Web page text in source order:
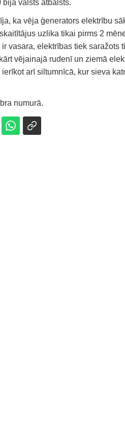
bija valsts atbalsts.
ka vēja ģenerators elektrību
uzlika tikai pirms 2
vasara, elektrības tiek saražots
vējainajā rudenī un ziemā
arī siltumnīcā, kur sieva
numurā.